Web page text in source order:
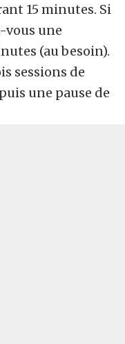
15 minutes. Si
vous une
(au besoin).
sessions de
une pause de